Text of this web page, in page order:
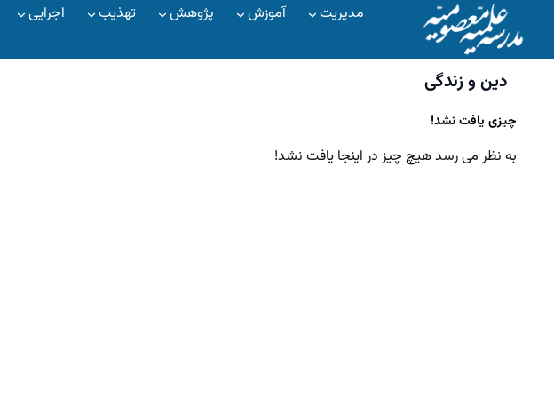
مدیریت آموزش پژوهش تهذیب اجرایی
دین و زندگی
چیزی یافت نشد!
به نظر می رسد هیچ چیز در اینجا یافت نشد!